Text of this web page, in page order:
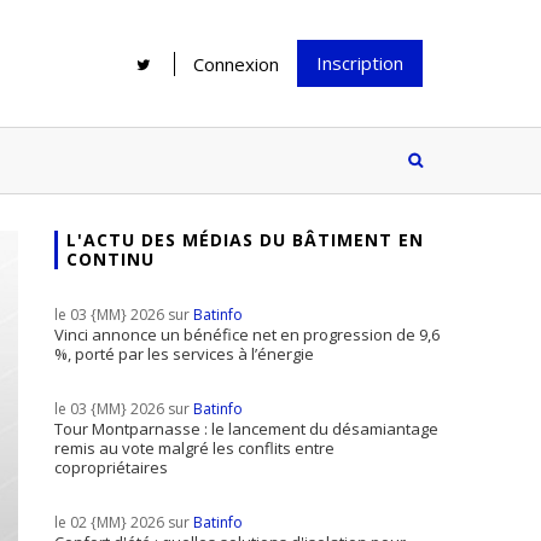
Connexion Inscription
idée mais...
Le print sous toutes ses formes a-t-
il encore sa place dans un monde
Rénover une salle de bains : gagner
supports
inscrire
à notre
L'ACTU DES MÉDIAS DU BÂTIMENT EN
CONTINU
le 03 {MM} 2026 surBatinfo
Vinci annonce un bénéfice net en progression de 9,6
%, porté par les services à l’énergie
le 03 {MM} 2026 surBatinfo
Tour Montparnasse : le lancement du désamiantage
remis au vote malgré les conflits entre
copropriétaires
le 02 {MM} 2026 surBatinfo